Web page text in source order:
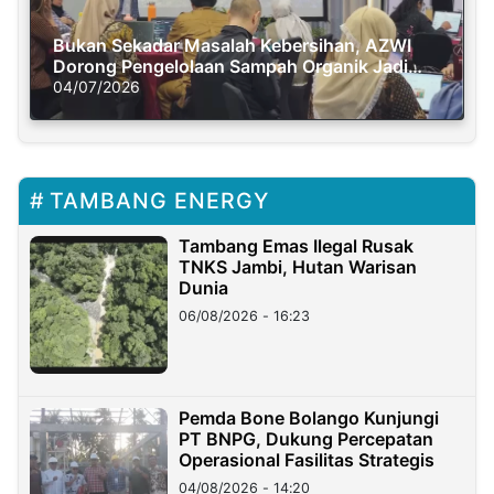
Bukan Sekadar Masalah Kebersihan, AZWI
Dorong Pengelolaan Sampah Organik Jadi
Solusi Krisis Iklim
04/07/2026
TAMBANG ENERGY
Tambang Emas Ilegal Rusak
TNKS Jambi, Hutan Warisan
Dunia
06/08/2026 - 16:23
Pemda Bone Bolango Kunjungi
PT BNPG, Dukung Percepatan
Operasional Fasilitas Strategis
04/08/2026 - 14:20